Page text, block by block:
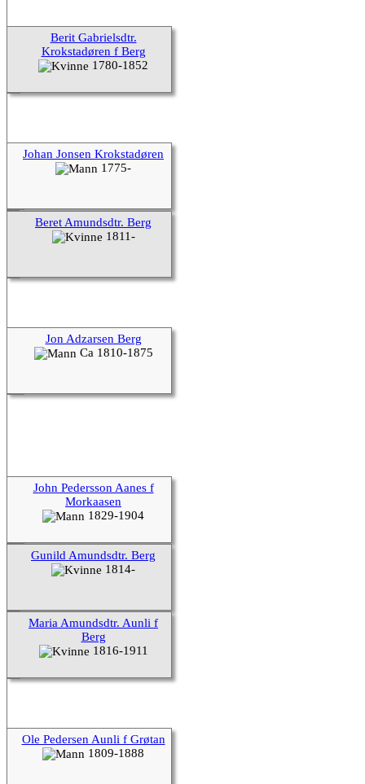
Berit Gabrielsdtr.
Krokstadøren f Berg
1780-1852
Johan Jonsen Krokstadøren
1775-
Beret Amundsdtr. Berg
1811-
Jon Adzarsen Berg
Ca 1810-1875
John Pedersson Aanes f
Morkaasen
1829-1904
Gunild Amundsdtr. Berg
1814-
Maria Amundsdtr. Aunli f
Berg
1816-1911
Ole Pedersen Aunli f Grøtan
1809-1888